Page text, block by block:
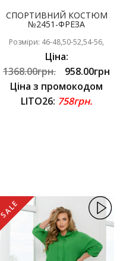
СПОРТИВНИЙ КОСТЮМ
№2451-ФРЕЗА
Розміри: 46-48,50-52,54-56,
Ціна:
1368.00грн.
958.00грн
Ціна з промокодом
LITO26: 758грн.
SALE